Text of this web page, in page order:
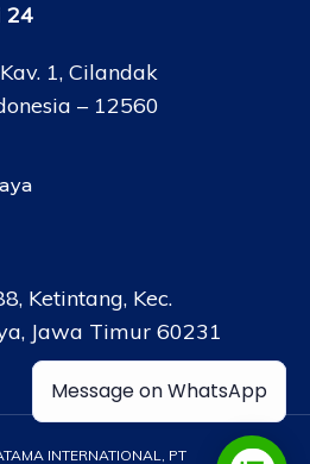
24
1, Cilandak
– 12560
Ketintang, Kec.
Jawa Timur 60231
INTERNATIONAL, PT
Message on WhatsApp